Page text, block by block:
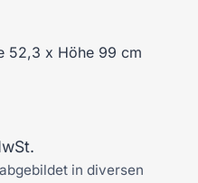
52,3 x Höhe 99 cm
in diversen